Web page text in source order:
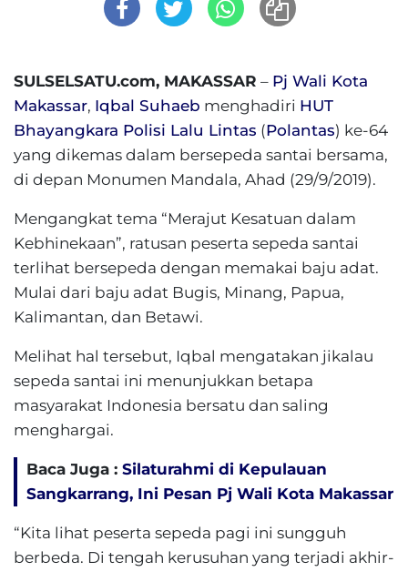
SULSELSATU.com, MAKASSAR – Pj Wali Kota
Makassar, Iqbal Suhaeb menghadiri HUT
Bhayangkara Polisi Lalu Lintas (Polantas) ke-64
yang dikemas dalam bersepeda santai bersama,
di depan Monumen Mandala, Ahad (29/9/2019).
Mengangkat tema “Merajut Kesatuan dalam
Kebhinekaan”, ratusan peserta sepeda santai
terlihat bersepeda dengan memakai baju adat.
Mulai dari baju adat Bugis, Minang, Papua,
Kalimantan, dan Betawi.
Melihat hal tersebut, Iqbal mengatakan jikalau
sepeda santai ini menunjukkan betapa
masyarakat Indonesia bersatu dan saling
menghargai.
Baca Juga : Silaturahmi di Kepulauan
Sangkarrang, Ini Pesan Pj Wali Kota Makassar
“Kita lihat peserta sepeda pagi ini sungguh
berbeda. Di tengah kerusuhan yang terjadi akhir-